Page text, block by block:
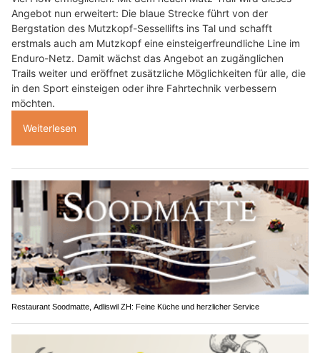
Angebot nun erweitert: Die blaue Strecke führt von der
Bergstation des Mutzkopf-Sessellifts ins Tal und schafft
erstmals auch am Mutzkopf eine einsteigerfreundliche Line im
Enduro-Netz. Damit wächst das Angebot an zugänglichen
Trails weiter und eröffnet zusätzliche Möglichkeiten für alle, die
in den Sport einsteigen oder ihre Fahrtechnik verbessern
möchten.
Weiterlesen
Restaurant Soodmatte, Adliswil ZH: Feine Küche und herzlicher Service